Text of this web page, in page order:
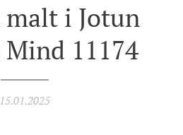
malt i Jotun
11174
15.01.2025